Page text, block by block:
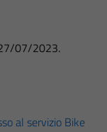
07/2023.
al servizio Bike